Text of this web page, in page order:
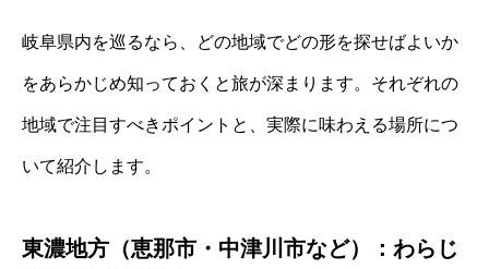
岐阜県内を巡るなら、どの地域でどの形を探せばよいか
をあらかじめ知っておくと旅が深まります。それぞれの
地域で注目すべきポイントと、実際に味わえる場所につ
いて紹介します。
東濃地方（恵那市・中津川市など）：わらじ